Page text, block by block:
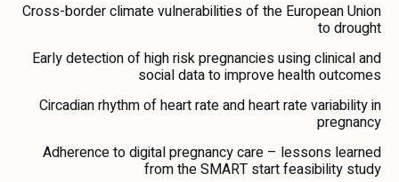
Cross-border climate vulnerabilities of the European Union
to drought
Early detection of high risk pregnancies using clinical and
social data to improve health outcomes
Circadian rhythm of heart rate and heart rate variability in
pregnancy
Adherence to digital pregnancy care – lessons learned
from the SMART start feasibility study